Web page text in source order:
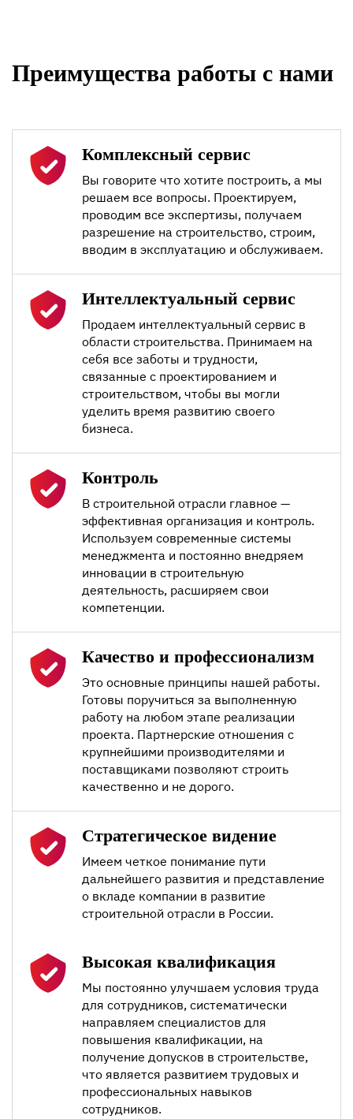
Преимущества работы с нами
Комплексный сервис
Вы говорите что хотите построить, а мы
решаем все вопросы. Проектируем,
проводим все экспертизы, получаем
разрешение на строительство, строим,
вводим в эксплуатацию и обслуживаем.
Интеллектуальный сервис
Продаем интеллектуальный сервис в
области строительства. Принимаем на
себя все заботы и трудности,
связанные с проектированием и
строительством, чтобы вы могли
уделить время развитию своего
бизнеса.
Контроль
В строительной отрасли главное —
эффективная организация и контроль.
Используем современные системы
менеджмента и постоянно внедряем
инновации в строительную
деятельность, расширяем свои
компетенции.
Качество и профессионализм
Это основные принципы нашей работы.
Готовы поручиться за выполненную
работу на любом этапе реализации
проекта. Партнерские отношения с
крупнейшими производителями и
поставщиками позволяют строить
качественно и не дорого.
Стратегическое видение
Имеем четкое понимание пути
дальнейшего развития и представление
о вкладе компании в развитие
строительной отрасли в России.
Высокая квалификация
Мы постоянно улучшаем условия труда
для сотрудников, систематически
направляем специалистов для
повышения квалификации, на
получение допусков в строительстве,
что является развитием трудовых и
профессиональных навыков
сотрудников.